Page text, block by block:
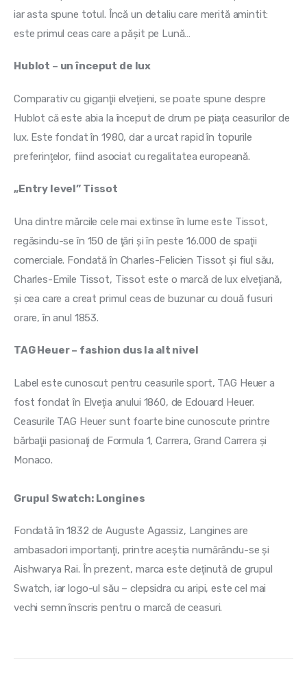
iar asta spune totul. Încă un detaliu care merită amintit:
este primul ceas care a păşit pe Lună…
Hublot – un început de lux
Comparativ cu giganţii elveţieni, se poate spune despre
Hublot că este abia la început de drum pe piaţa ceasurilor de
lux. Este fondat în 1980, dar a urcat rapid în topurile
preferinţelor, fiind asociat cu regalitatea europeană.
„Entry level” Tissot
Una dintre mărcile cele mai extinse în lume este Tissot,
regăsindu-se în 150 de ţări şi în peste 16.000 de spaţii
comerciale. Fondată în Charles-Felicien Tissot şi fiul său,
Charles-Emile Tissot, Tissot este o marcă de lux elveţiană,
şi cea care a creat primul ceas de buzunar cu două fusuri
orare, în anul 1853.
TAG Heuer – fashion dus la alt nivel
Label este cunoscut pentru ceasurile sport, TAG Heuer a
fost fondat în Elveţia anului 1860, de Edouard Heuer.
Ceasurile TAG Heuer sunt foarte bine cunoscute printre
bărbaţii pasionaţi de Formula 1, Carrera, Grand Carrera şi
Monaco.
Grupul Swatch: Longines
Fondată în 1832 de Auguste Agassiz, Langines are
ambasadori importanţi, printre aceştia numărându-se şi
Aishwarya Rai. În prezent, marca este deţinută de grupul
Swatch, iar logo-ul său – clepsidra cu aripi, este cel mai
vechi semn înscris pentru o marcă de ceasuri.